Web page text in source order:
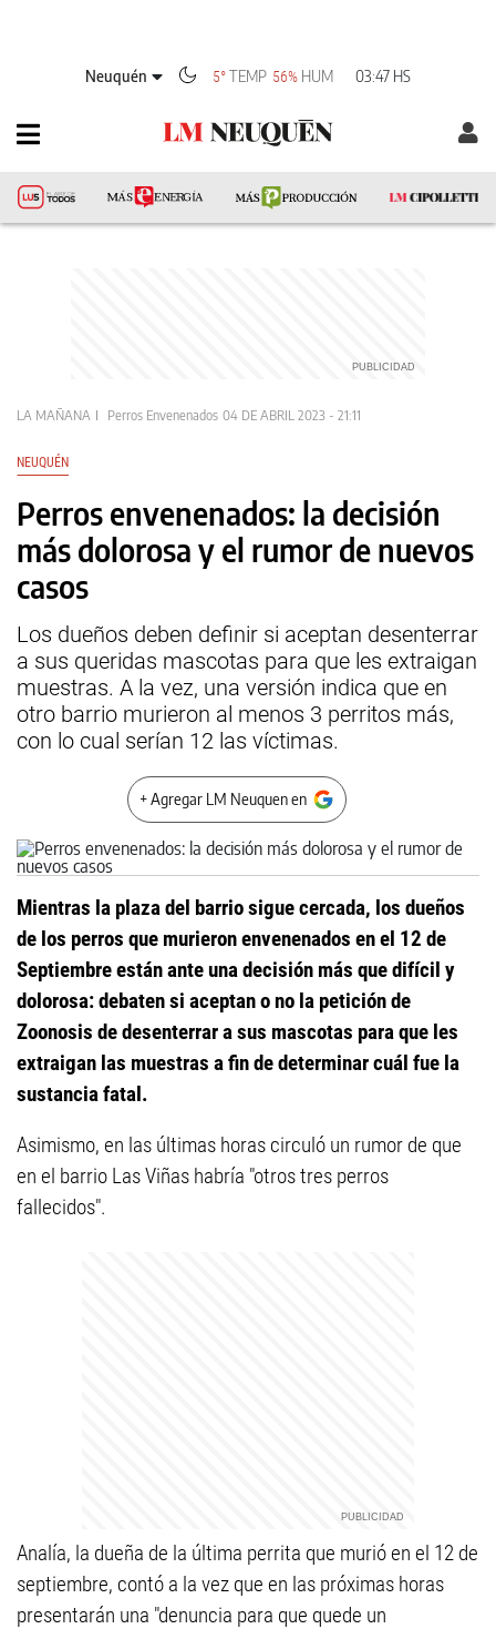
Neuquén 5°TEMP 56% HUM 03:47 HS
LA MAÑANA Perros Envenenados 04 DE ABRIL 2023 - 21:11
NEUQUÉN
Perros envenenados: la decisión
más dolorosa y el rumor de nuevos
casos
Los dueños deben definir si aceptan desenterrar
a sus queridas mascotas para que les extraigan
muestras. A la vez, una versión indica que en
otro barrio murieron al menos 3 perritos más,
con lo cual serían 12 las víctimas.
+ Agregar LM Neuquen en
Mientras la plaza del barrio sigue cercada, los dueños
de los perros que murieron envenenados en el 12 de
Septiembre están ante una decisión más que difícil y
dolorosa: debaten si aceptan o no la petición de
Zoonosis de desenterrar a sus mascotas para que les
extraigan las muestras a fin de determinar cuál fue la
sustancia fatal.
Asimismo, en las últimas horas circuló un rumor de que
en el barrio Las Viñas habría "otros tres perros
fallecidos".
Analía, la dueña de la última perrita que murió en el 12 de
septiembre, contó a la vez que en las próximas horas
presentarán una "denuncia para que quede un